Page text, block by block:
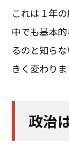
これは１年
中でも基本
るのと知ら
きく変わりま
政治